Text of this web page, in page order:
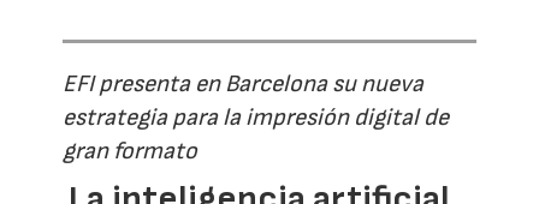
EFI presenta en Barcelona su nueva
estrategia para la impresión digital de
gran formato